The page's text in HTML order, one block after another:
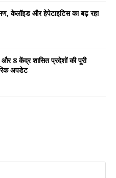
on AIN
केलॉइड और हेपेटाइटिस का बढ़ रहा
और 8 केंद्र शासित प्रदेशों की पूरी
अपडेट